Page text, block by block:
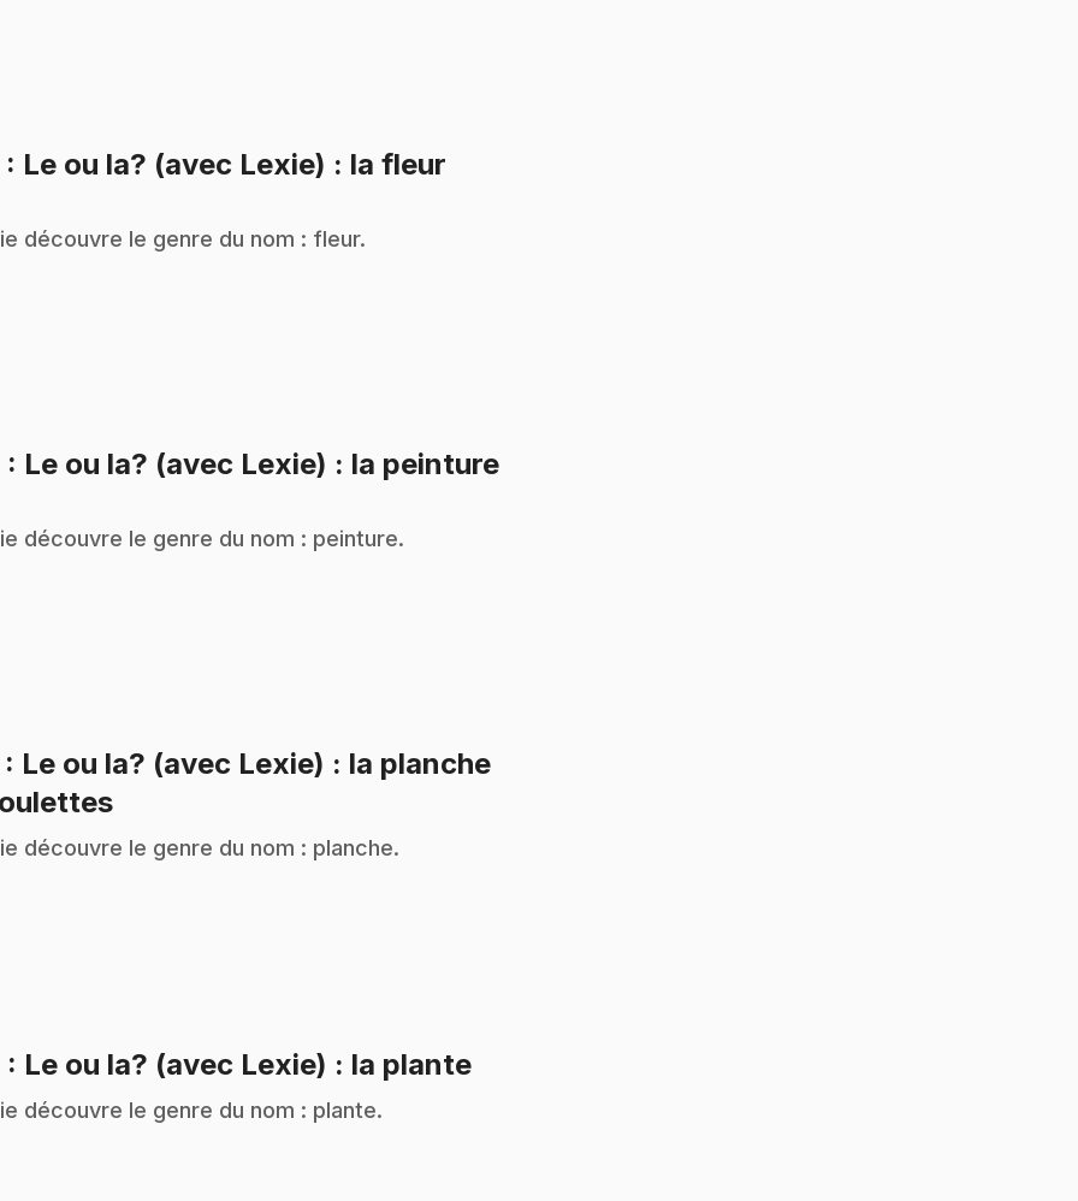
: Le ou la? (avec Lexie) : la fleur
découvre le genre du nom : fleur.
: Le ou la? (avec Lexie) : la peinture.
découvre le genre du nom : peinture.
: Le ou la? (avec Lexie) : la planche
.
découvre le genre du nom : planche.
: Le ou la? (avec Lexie) : la plante.
découvre le genre du nom : plante.